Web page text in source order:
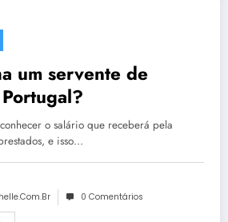
um servente de
o salário que receberá pela
e isso…
0 Comentários